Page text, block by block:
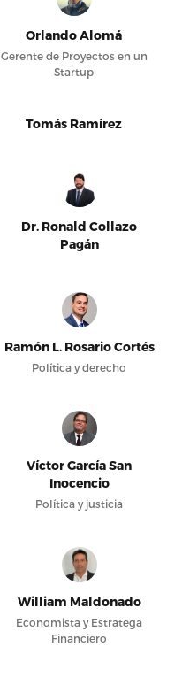
Orlando Alomá
Gerente de Proyectos en un
Startup
Tomás Ramírez
Dr. Ronald Collazo
Pagán
Ramón L. Rosario Cortés
Política y derecho
Víctor García San
Inocencio
Política y justicia
William Maldonado
Economista y Estratega
Financiero